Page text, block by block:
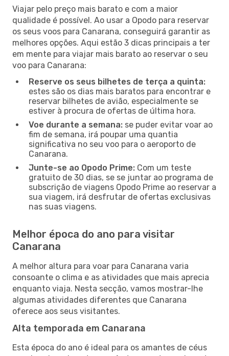
Viajar pelo preço mais barato e com a maior
qualidade é possível. Ao usar a Opodo para reservar
os seus voos para Canarana, conseguirá garantir as
melhores opções. Aqui estão 3 dicas principais a ter
em mente para viajar mais barato ao reservar o seu
voo para Canarana:
Reserve os seus bilhetes de terça a quinta:
estes são os dias mais baratos para encontrar e
reservar bilhetes de avião, especialmente se
estiver à procura de ofertas de última hora.
Voe durante a semana: se puder evitar voar ao
fim de semana, irá poupar uma quantia
significativa no seu voo para o aeroporto de
Canarana.
Junte-se ao Opodo Prime: Com um teste
gratuito de 30 dias, se se juntar ao programa de
subscrição de viagens Opodo Prime ao reservar a
sua viagem, irá desfrutar de ofertas exclusivas
nas suas viagens.
Melhor época do ano para visitar
Canarana
A melhor altura para voar para Canarana varia
consoante o clima e as atividades que mais aprecia
enquanto viaja. Nesta secção, vamos mostrar-lhe
algumas atividades diferentes que Canarana
oferece aos seus visitantes.
Alta temporada em Canarana
Esta época do ano é ideal para os amantes de céus